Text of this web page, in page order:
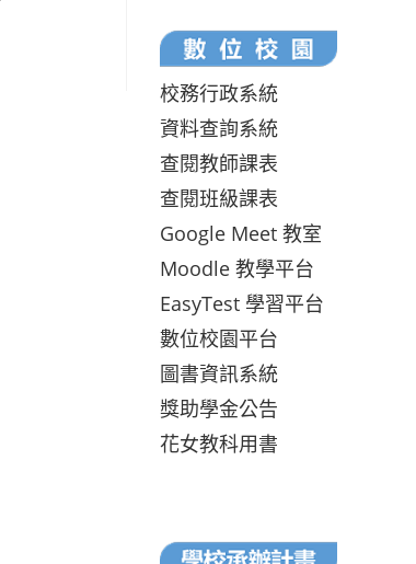
校務行政系統
資料查詢系統
查閱教師課表
查閱班級課表
Google Meet 教室
Moodle 教學平台
EasyTest 學習平台
數位校園平台
圖書資訊系統
獎助學金公告
花女教科用書